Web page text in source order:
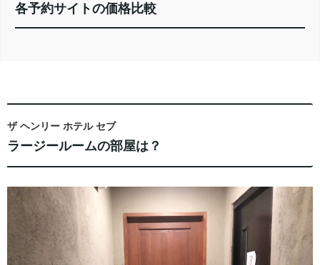
各予約サイトの価格比較
ザ ヘンリー ホテル セブ
ラージールームの部屋は？